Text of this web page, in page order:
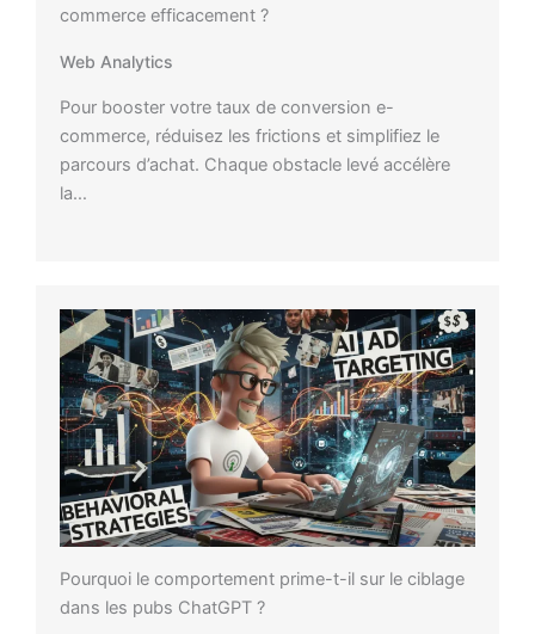
commerce efficacement ?
Web Analytics
Pour booster votre taux de conversion e-
commerce, réduisez les frictions et simplifiez le
parcours d’achat. Chaque obstacle levé accélère
la…
Pourquoi le comportement prime-t-il sur le ciblage
dans les pubs ChatGPT ?